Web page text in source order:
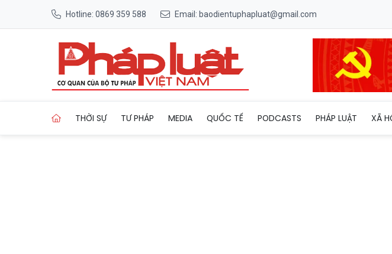
Hotline: 0869 359 588 Email: baodientuphapluat@gmail.com
THỜI SỰ TƯ PHÁP MEDIA QUỐC TẾ PODCASTS PHÁP LUẬT XÃ